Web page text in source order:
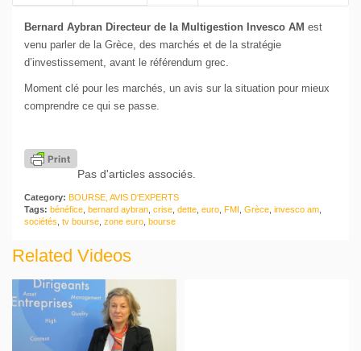
Bernard Aybran Directeur de la Multigestion Invesco AM est
venu parler de la Grèce, des marchés et de la stratégie
d’investissement, avant le référendum grec.
Moment clé pour les marchés, un avis sur la situation pour mieux
comprendre ce qui se passe.
Pas d'articles associés.
Category: BOURSE, AVIS D'EXPERTS
Tags: bénéfice bernard aybran crise dette euro FMI Grèce invesco am
sociétés tv bourse zone euro bourse
Related Videos